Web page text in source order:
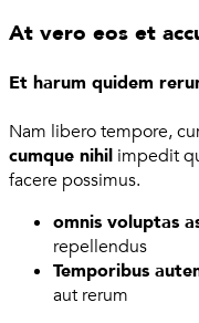
At vero eos et
Et harum quidem
Nam libero tempore,
cumque nihil impedit
facere possimus.
omnis voluptas
repellendus
Temporibus
aut rerum